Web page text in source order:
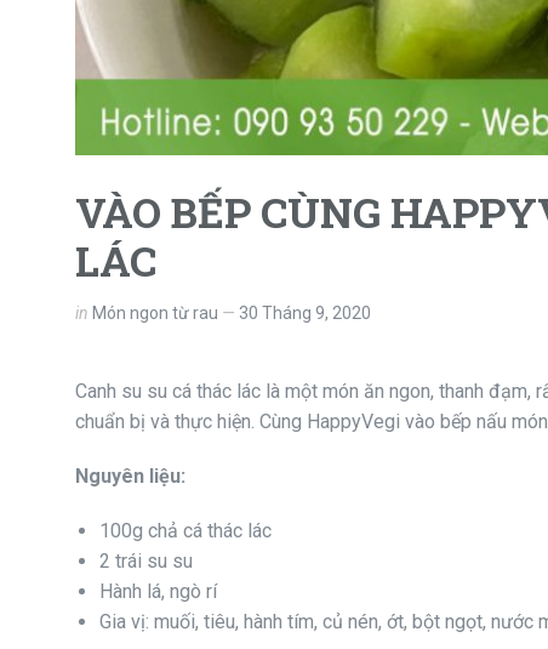
VÀO BẾP CÙNG
LÁC
in Món ngon từ rau 30 Tháng 9, 2020
Canh su su cá thác lác là một món ăn ngon, thanh
chuẩn bị và thực hiện. Cùng HappyVegi vào bếp nấu
Nguyên liệu:
100g chả cá thác lác
2 trái su su
Hành lá, ngò rí
Gia vị: muối, tiêu, hành tím, củ nén, ớt, bột ngọt, nước